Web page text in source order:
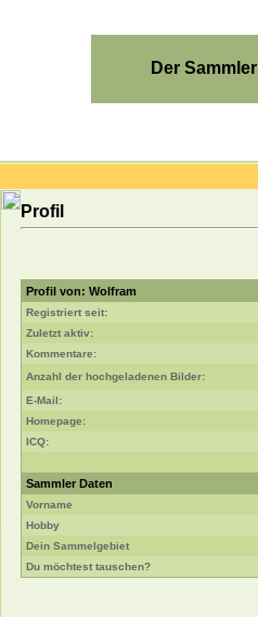
Der
Profil
Profil von: Wolfram
Registriert seit:
Zuletzt aktiv:
Kommentare:
Anzahl der hochgeladenen Bilder:
E-Mail:
Homepage:
ICQ:
Sammler Daten
Vorname
Hobby
Dein Sammelgebiet
Du möchtest tauschen?